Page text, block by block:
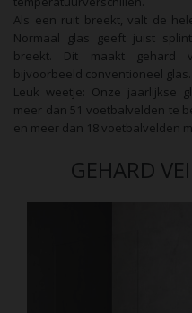
Als een ruit breekt, valt de
Normaal glas geeft juist
breekt. Dit maakt gehard
bijvoorbeeld conventioneel glas.
Leuk weetje: Onze jaarlijkse
meer dan 51 voetbalvelden te
en meer dan 18 voetbalvelden
GEHARD